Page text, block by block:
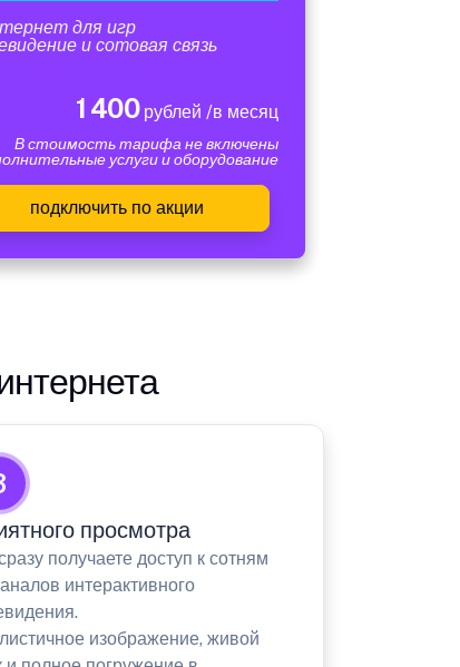
для игр
и сотовая связь
1 400рублей /в месяц
В стоимость тарифа не включены
услуги и оборудование
подключить по акции
просмотра
получаете доступ к сотням
интерактивного
изображение, живой